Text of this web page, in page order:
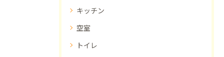
キッチン
空室
トイレ